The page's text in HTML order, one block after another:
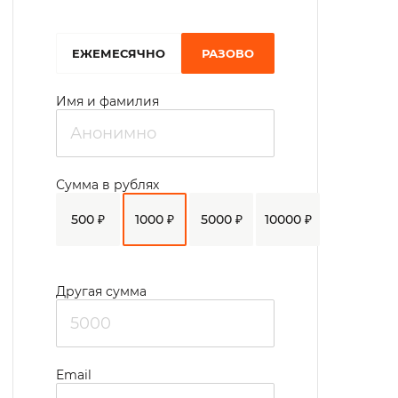
EЖЕМЕСЯЧНО РАЗОВО
Имя и фамилия
500 ₽ 1000 ₽ 5000 ₽ 10000 ₽
Сумма в рублях
Другая сумма
Email